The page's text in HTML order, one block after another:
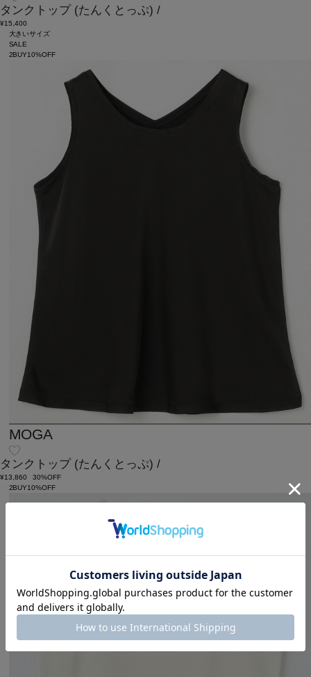
タンクトップ (たんくとっぷ) /
¥15,400
大きいサイズ
SALE
2BUY10%OFF
MOGA
タンクトップ (たんくとっぷ) /
¥13,860
30%OFF
2BUY10%OFF